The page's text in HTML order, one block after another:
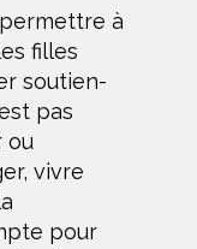
à
filles
soutien-
pas
ou
vivre
pour